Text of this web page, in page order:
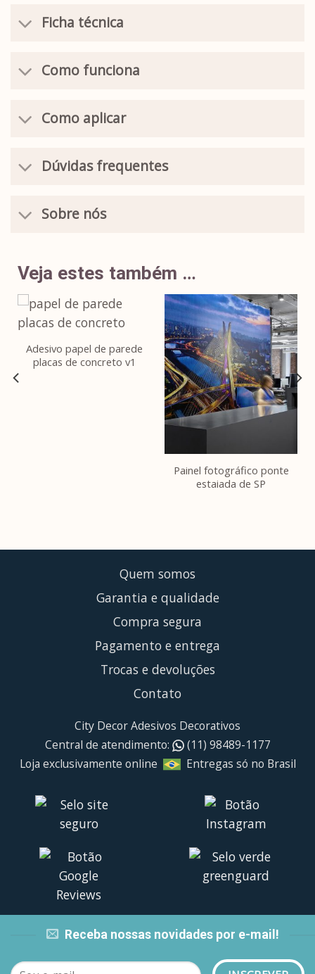
Ficha técnica
Como funciona
Como aplicar
Dúvidas frequentes
Sobre nós
Veja estes também …
Adesivo papel de parede
placas de concreto v1
Painel fotográfico ponte
estaiada de SP
Quem somos
Garantia e qualidade
Compra segura
Pagamento e entrega
Trocas e devoluções
Contato
City Decor Adesivos Decorativos
Central de atendimento:
(11) 98489-1177
Loja exclusivamente online
Entregas só no Brasil
Receba nossas novidades por e-mail!